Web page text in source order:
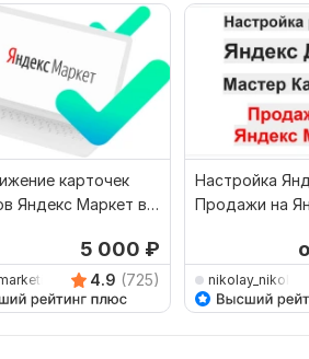
карточек
Яндекс Маркет в
5 000 ₽
4.9 (725)
Настройка
Продажи на